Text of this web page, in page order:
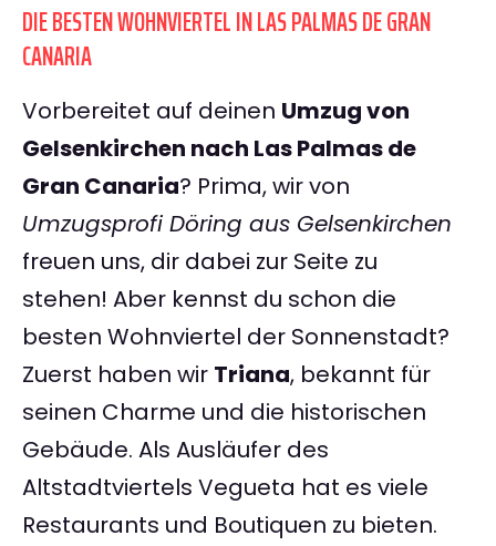
DIE BESTEN WOHNVIERTEL IN LAS PALMAS DE GRAN
CANARIA
Vorbereitet auf deinen Umzug von
Gelsenkirchen nach Las Palmas de
Gran Canaria? Prima, wir von
Umzugsprofi Döring aus Gelsenkirchen
freuen uns, dir dabei zur Seite zu
stehen! Aber kennst du schon die
besten Wohnviertel der Sonnenstadt?
Zuerst haben wir Triana, bekannt für
seinen Charme und die historischen
Gebäude. Als Ausläufer des
Altstadtviertels Vegueta hat es viele
Restaurants und Boutiquen zu bieten.